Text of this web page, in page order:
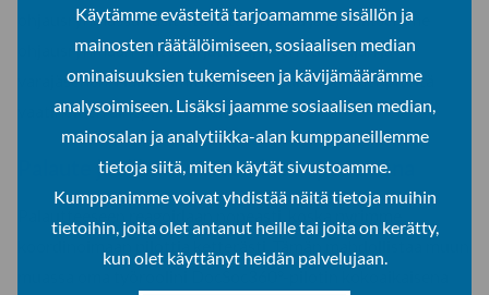
Käytämme evästeitä tarjoamamme sisällön ja
mainosten räätälöimiseen, sosiaalisen median
ominaisuuksien tukemiseen ja kävijämäärämme
analysoimiseen. Lisäksi jaamme sosiaalisen median,
mainosalan ja analytiikka-alan kumppaneillemme
tietoja siitä, miten käytät sivustoamme.
Kumppanimme voivat yhdistää näitä tietoja muihin
tietoihin, joita olet antanut heille tai joita on kerätty,
kun olet käyttänyt heidän palvelujaan.
ohjausryhmässä käsiteltävistä aiheista ja 2) valitsemme
ohjausryhmään väitöskirjatutkijoiden edustajan ja
varajäsenen. Näin toimittiin myös muiden toimenpiteitä
vaatineiden aihepiirien osalta.
Palaute ja siihen vastaaminen työotteena